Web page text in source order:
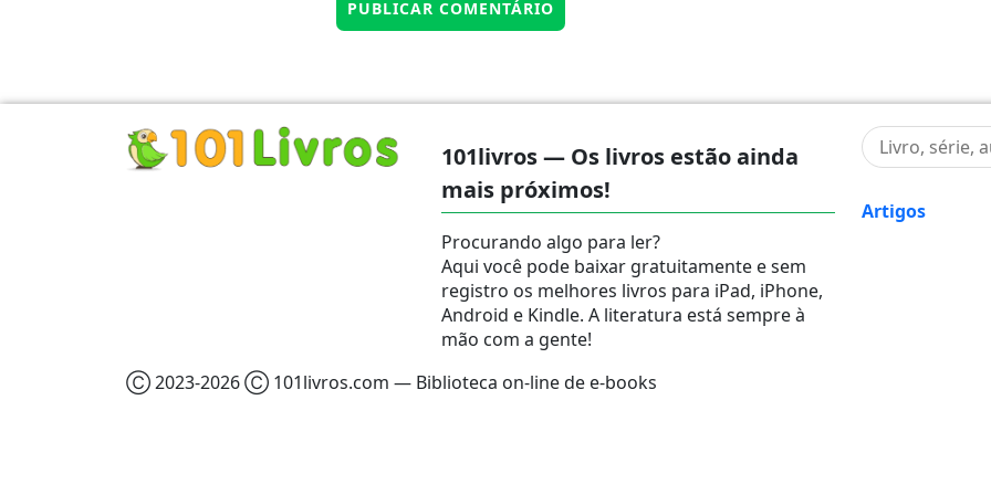
101livros — Os livros estão ainda
mais próximos!
Procurando algo para ler?
Aqui você pode baixar gratuitamente e sem
registro os melhores livros para iPad, iPhone,
Android e Kindle. A literatura está sempre à
mão com a gente!
Artigos
Ⓒ 2023-2026 Ⓒ 101livros.com — Biblioteca on-line de e-books